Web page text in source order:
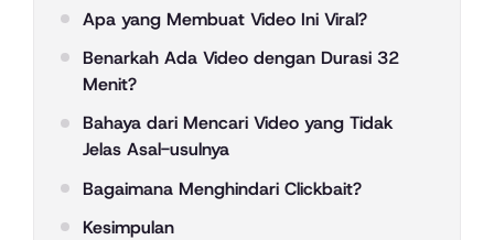
Apa yang Membuat Video Ini Viral?
Benarkah Ada Video dengan Durasi 32
Menit?
Bahaya dari Mencari Video yang Tidak
Jelas Asal-usulnya
Bagaimana Menghindari Clickbait?
Kesimpulan